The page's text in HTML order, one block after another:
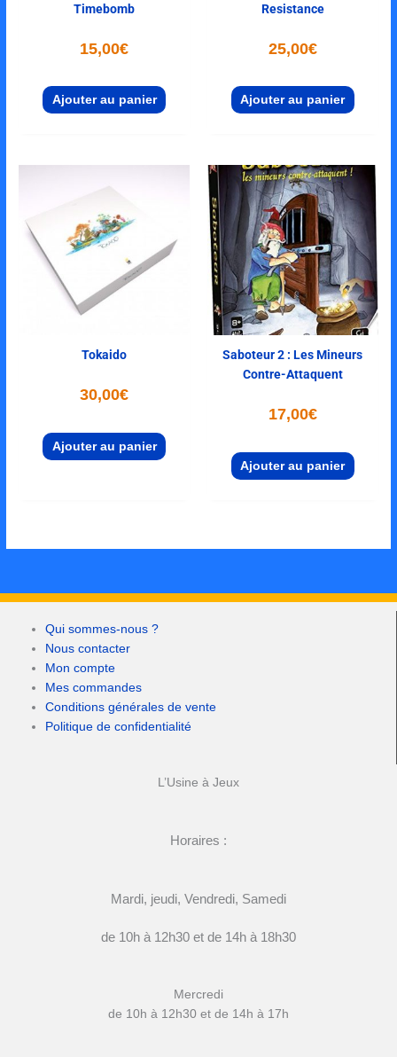
Timebomb
15,00€
Ajouter au panier
Resistance
25,00€
Ajouter au panier
Tokaido
30,00€
Ajouter au panier
Saboteur 2 : Les Mineurs
Contre-Attaquent
17,00€
Ajouter au panier
Qui sommes-nous ?
Nous contacter
Mon compte
Mes commandes
Conditions générales de vente
Politique de confidentialité
L’Usine à Jeux
Horaires :
Mardi, jeudi, Vendredi, Samedi
de 10h à 12h30 et de 14h à 18h30
Mercredi
de 10h à 12h30 et de 14h à 17h